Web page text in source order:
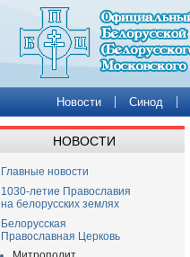
Новости Синод
НОВОСТИ
Главные новости
1030-летие Православия
на белорусских землях
Белорусская
Православная Церковь